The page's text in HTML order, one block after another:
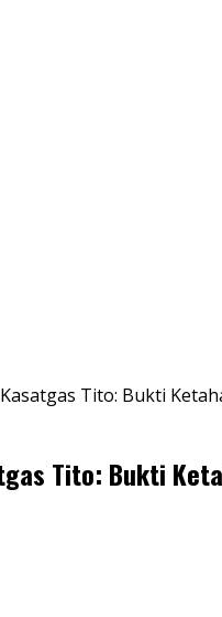
Tito: Bukti
Tito: Bukti